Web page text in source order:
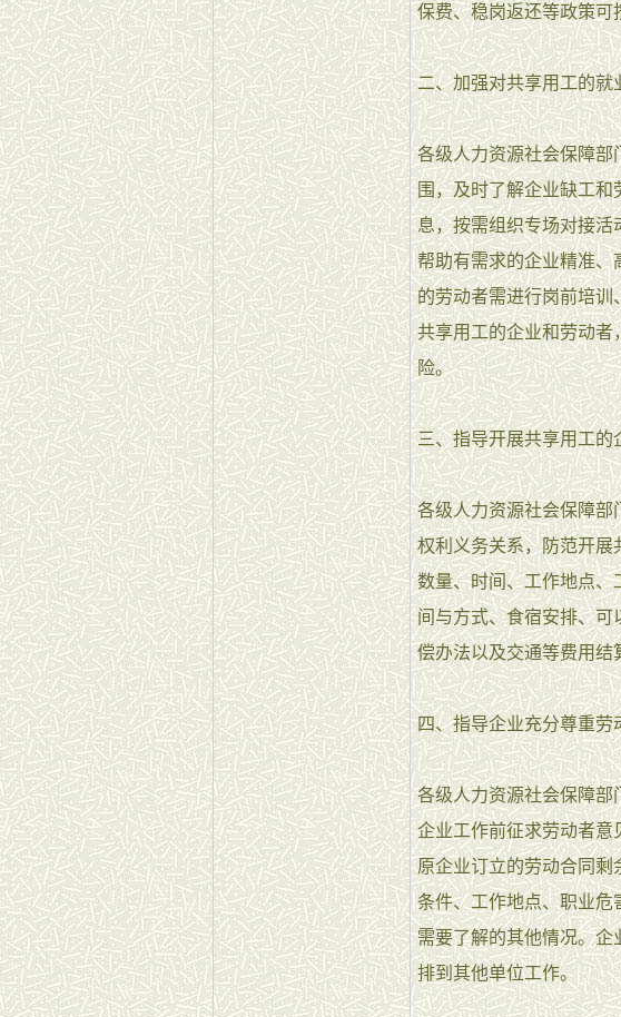
保费、稳岗返还等政策可
二、加强对共享用工的就
各级人力资源社会保障部
围，及时了解企业缺工
息，按需组织专场对接活
帮助有需求的企业精准、
的劳动者需进行岗前培训
共享用工的企业和劳动者
险。
三、指导开展共享用工的
各级人力资源社会保障部
权利义务关系，防范开展
数量、时间、工作地点、
间与方式、食宿安排、
偿办法以及交通等费用结
四、指导企业充分尊重劳
各级人力资源社会保障部
企业工作前征求劳动者意
原企业订立的劳动合同剩
条件、工作地点、职业危
需要了解的其他情况。企
排到其他单位工作。